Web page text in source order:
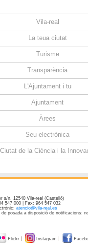
Vila-real
La teua ciutat
Turisme
Transparència
L'Ajuntament i tu
Ajuntament
Àrees
Seu electrònica
Ciutat de la Ciència i la
s/n. 12540 Vila-real (Castelló)
547 000 | Fax: 964 547 032
atencio@vila-real.es
de posada a disposició de notificacions:
Flickr Instagram